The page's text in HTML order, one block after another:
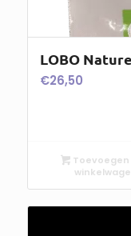
LOBO
€26,50
Toevoegen